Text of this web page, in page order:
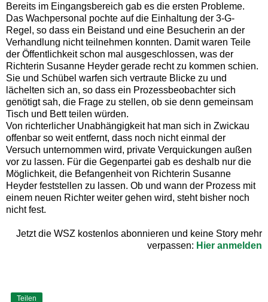
Bereits im Eingangsbereich gab es die ersten Probleme.
Das Wachpersonal pochte auf die Einhaltung der 3-G-
Regel, so dass ein Beistand und eine Besucherin an der
Verhandlung nicht teilnehmen konnten. Damit waren Teile
der Öffentlichkeit schon mal ausgeschlossen, was der
Richterin Susanne Heyder gerade recht zu kommen schien.
Sie und Schübel warfen sich vertraute Blicke zu und
lächelten sich an, so dass ein Prozessbeobachter sich
genötigt sah, die Frage zu stellen, ob sie denn gemeinsam
Tisch und Bett teilen würden.
Von richterlicher Unabhängigkeit hat man sich in Zwickau
offenbar so weit entfernt, dass noch nicht einmal der
Versuch unternommen wird, private Verquickungen außen
vor zu lassen. Für die Gegenpartei gab es deshalb nur die
Möglichkeit, die Befangenheit von Richterin Susanne
Heyder feststellen zu lassen. Ob und wann der Prozess mit
einem neuen Richter weiter gehen wird, steht bisher noch
nicht fest.
Jetzt die WSZ kostenlos abonnieren und keine Story mehr
verpassen: Hier anmelden
Teilen